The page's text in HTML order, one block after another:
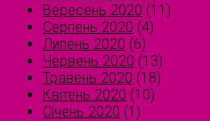
Вересень 2020 (11)
Серпень 2020 (4)
Липень 2020 (6)
Червень 2020 (13)
Травень 2020 (18)
Квітень 2020 (10)
Січень 2020 (1)